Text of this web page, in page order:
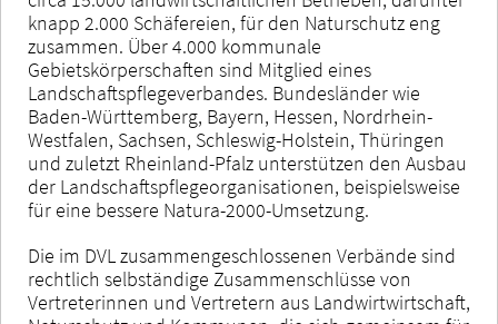
knapp 2.000 Schäfereien, für den Naturschutz eng
zusammen. Über 4.000 kommunale
Gebietskörperschaften sind Mitglied eines
Landschaftspflegeverbandes. Bundesländer wie
Baden-Württemberg, Bayern, Hessen, Nordrhein-
Westfalen, Sachsen, Schleswig-Holstein, Thüringen
und zuletzt Rheinland-Pfalz unterstützen den Ausbau
der Landschaftspflegeorganisationen, beispielsweise
für eine bessere Natura-2000-Umsetzung.
Die im DVL zusammengeschlossenen Verbände sind
rechtlich selbständige Zusammenschlüsse von
Vertreterinnen und Vertretern aus Landwirtwirtschaft,